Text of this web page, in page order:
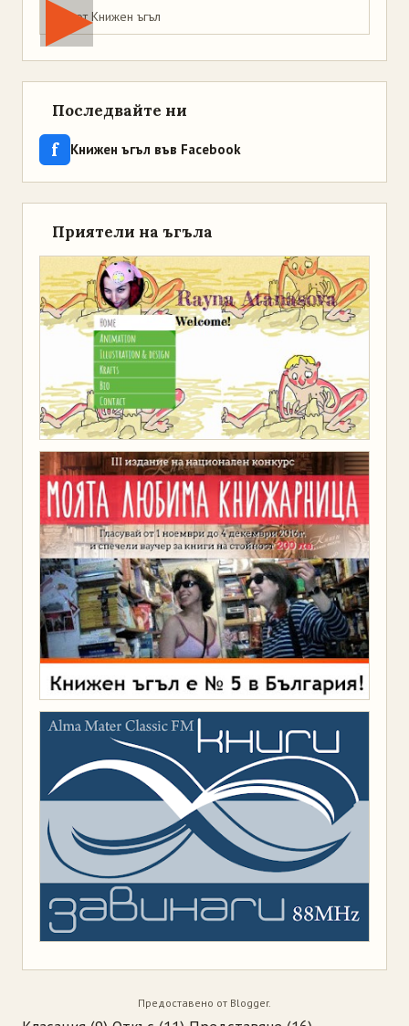
Мая от Книжен ъгъл
Последвайте ни
f Книжен ъгъл във Facebook
Приятели на ъгъла
Предоставено от Blogger.